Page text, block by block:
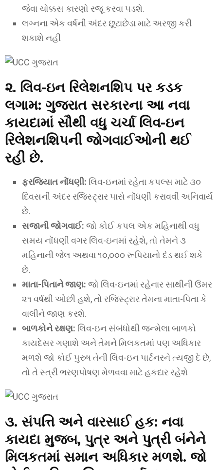
જેવા ચોક્કસ કારણો રજૂ કરવા પડશે.
લગ્નના એક વર્ષની અંદર છૂટાછેડા માટે અરજી કરી
શકાશે નહીં
૨. લિવ-ઇન રિલેશનશિપ પર કડક
લગામ: ગુજરાત સરકારના આ નવા
કાયદામાં સૌથી વધુ ચર્ચા લિવ-ઇન
રિલેશનશિપની જોગવાઈઓની થઈ
રહી છે.
ફરજિયાત નોંધણી: લિવ-ઇનમાં રહેતા કપલ્સ માટે ૩૦
દિવસની અંદર રજિસ્ટ્રાર પાસે નોંધણી કરાવવી અનિવાર્ય
છે.
સજાની જોગવાઈ: જો કોઈ કપલ એક મહિનાથી વધુ
સમય નોંધણી વગર લિવ-ઇનમાં રહેશે, તો તેમને ૩
મહિનાની જેલ અથવા ૧૦,૦૦૦ રૂપિયાનો દંડ થઈ શકે
છે.
માતા-પિતાને જાણ: જો લિવ-ઇનમાં રહેનાર સાથીની ઉંમર
૨૧ વર્ષથી ઓછી હશે, તો રજિસ્ટ્રાર તેમના માતા-પિતા કે
વાલીને જાણ કરશે.
બાળકોને રક્ષણ: લિવ-ઇન સંબંધોથી જન્મેલા બાળકો
કાયદેસર ગણાશે અને તેમને મિલકતમાં પણ અધિકાર
મળશે જો કોઈ પુરુષ તેની લિવ-ઇન પાર્ટનરને ત્યજી દે છે,
તો તે સ્ત્રી ભરણપોષણ મેળવવા માટે હકદાર રહેશે
૩. સંપત્તિ અને વારસાઈ હક: નવા
કાયદા મુજબ, પુત્ર અને પુત્રી બંનેને
મિલકતમાં સમાન અધિકાર મળશે. જો